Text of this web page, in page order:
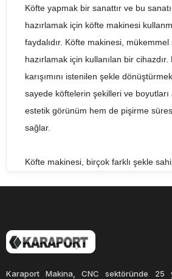
Köfte yapmak bir sanattır ve bu
hazırlamak için köfte makinesi
faydalıdır. Köfte makinesi,
hazırlamak için kullanılan bir
karışımını istenilen şekle
sayede köftelerin şekilleri ve boyutları
estetik görünüm hem de pişirme
sağlar.
Köfte makinesi, birçok farklı şekle
şekillerde köfteler üretilebilir.
Karaport Makina, CNC sektöründe 25